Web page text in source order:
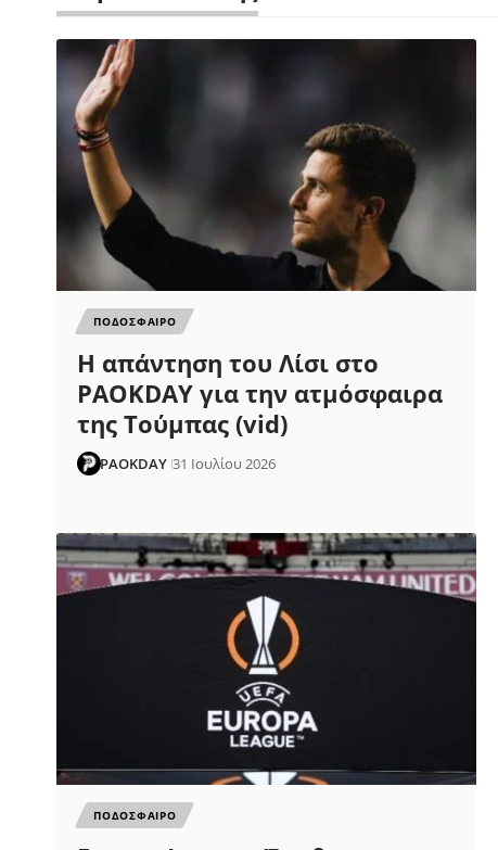
ΠΟΔΟΣΦΑΙΡΟ
Η απάντηση του Λίσι στο
PAOKDAY για την ατμόσφαιρα
της Τούμπας (vid)
PAOKDAY 31 Ιουλίου 2026
ΠΟΔΟΣΦΑΙΡΟ